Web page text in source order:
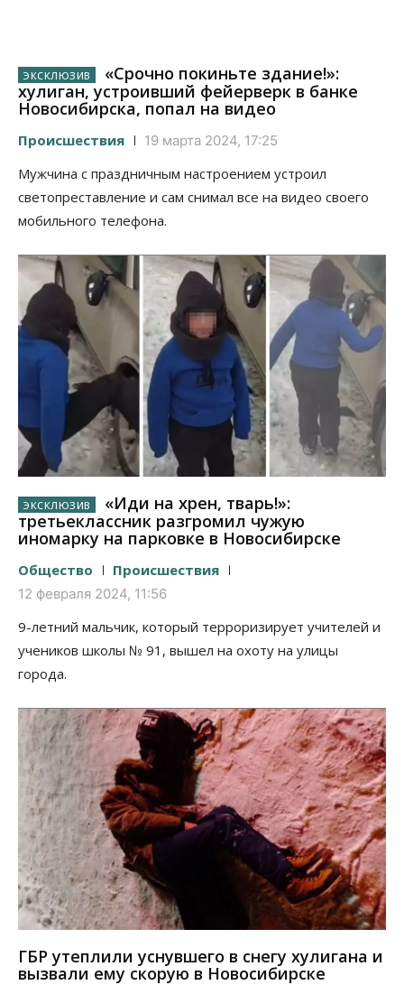
«Срочно покиньте здание!»:
хулиган, устроивший фейерверк в банке
Новосибирска, попал на видео
Происшествия 19 марта 2024, 17:25
Мужчина с праздничным настроением устроил
светопреставление и сам снимал все на видео своего
мобильного телефона.
«Иди на хрен, тварь!»:
третьеклассник разгромил чужую
иномарку на парковке в Новосибирске
Общество Происшествия
12 февраля 2024, 11:56
9-летний мальчик, который терроризирует учителей и
учеников школы № 91, вышел на охоту на улицы
города.
ГБР утеплили уснувшего в снегу хулигана и
вызвали ему скорую в Новосибирске